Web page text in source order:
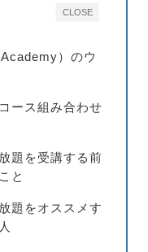
CLOSE
）のウ
ース組み合わせ
題を受講する前
と
題をオススメす